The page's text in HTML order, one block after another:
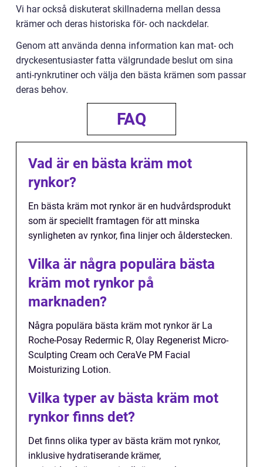
Vi har också diskuterat skillnaderna mellan dessa
krämer och deras historiska för- och nackdelar.
Genom att använda denna information kan mat- och
dryckesentusiaster fatta välgrundade beslut om sina
anti-rynkrutiner och välja den bästa krämen som passar
deras behov.
FAQ
Vad är en bästa kräm mot
rynkor?
En bästa kräm mot rynkor är en hudvårdsprodukt
som är speciellt framtagen för att minska
synligheten av rynkor, fina linjer och ålderstecken.
Vilka är några populära bästa
kräm mot rynkor på
marknaden?
Några populära bästa kräm mot rynkor är La
Roche-Posay Redermic R, Olay Regenerist Micro-
Sculpting Cream och CeraVe PM Facial
Moisturizing Lotion.
Vilka typer av bästa kräm mot
rynkor finns det?
Det finns olika typer av bästa kräm mot rynkor,
inklusive hydratiserande krämer,